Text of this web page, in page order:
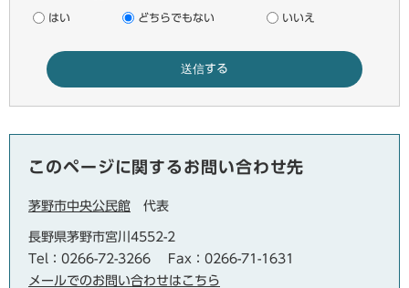
はい どちらでもない いいえ
このページに関するお問い合わせ先
茅野市中央公民館 代表
長野県茅野市宮川4552-2
Tel：0266-72-3266
Fax：0266-71-1631
メールでのお問い合わせはこちら